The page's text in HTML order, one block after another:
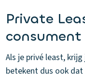
Private
consument
Als je privé least,
betekent dus ook